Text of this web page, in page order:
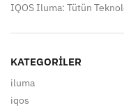
IQOS Iluma: Tütün
KATEGORILER
iluma
iqos